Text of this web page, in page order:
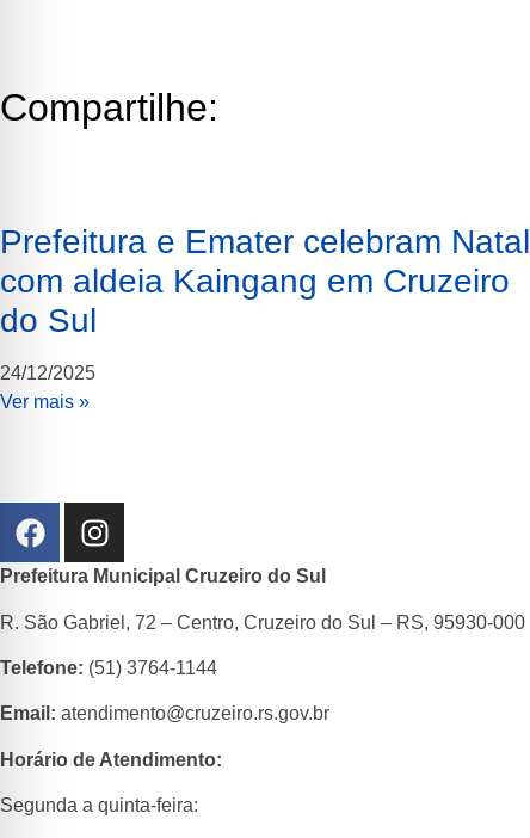
Compartilhe:
Prefeitura e Emater celebram Natal
com aldeia Kaingang em Cruzeiro
do Sul
24/12/2025
Ver mais »
Prefeitura Municipal Cruzeiro do Sul
R. São Gabriel, 72 – Centro, Cruzeiro do Sul – RS, 95930-000
Telefone: (51) 3764-1144
Email: atendimento@cruzeiro.rs.gov.br
Horário de Atendimento:
Segunda a quinta-feira: